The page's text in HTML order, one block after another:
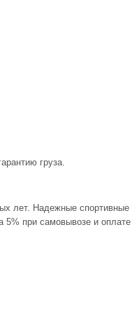
груза.
лет. Надежные спортивные
5% при самовывозе и оплате